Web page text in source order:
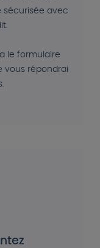
sécurisée avec
le formulaire
vous répondrai